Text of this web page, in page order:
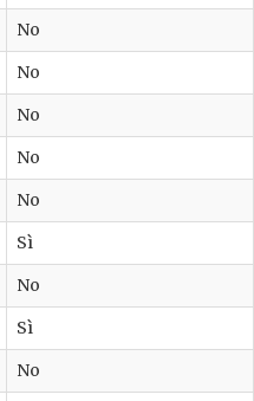
No
No
No
No
No
Sì
No
Sì
No